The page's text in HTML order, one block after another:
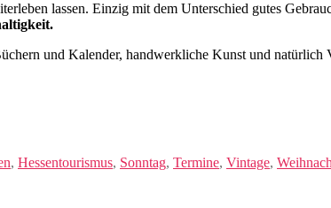
lassen. Einzig mit dem Unterschied gutes
und Kalender, handwerkliche Kunst und
, Hessentourismus, Sonntag, Termine, Vintage,